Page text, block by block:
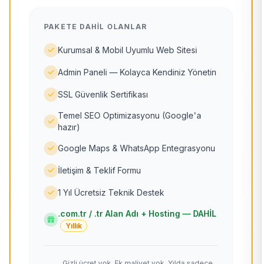
PAKETE DAHIL OLANLAR
Kurumsal & Mobil Uyumlu Web Sitesi
Admin Paneli — Kolayca Kendiniz Yönetin
SSL Güvenlik Sertifikası
Temel SEO Optimizasyonu (Google'a
hazır)
Google Maps & WhatsApp Entegrasyonu
İletişim & Teklif Formu
1 Yıl Ücretsiz Teknik Destek
.com.tr / .tr Alan Adı + Hosting — DAHİL
Yıllık